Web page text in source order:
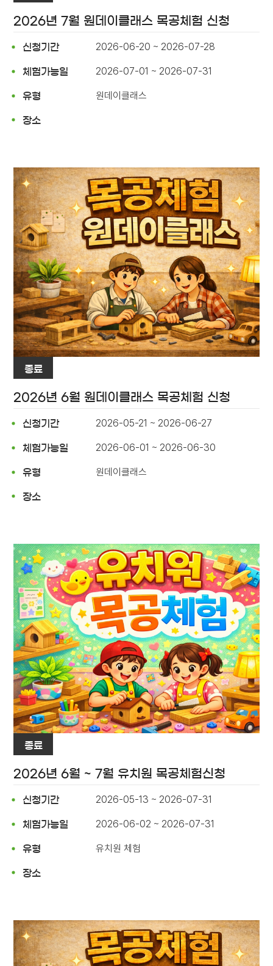
2026년 7월 원데이클래스 목공체험 신청
신청기간 2026-06-20 ~ 2026-07-28
체험가능일 2026-07-01 ~ 2026-07-31
유형 원데이클래스
장소
종료
2026년 6월 원데이클래스 목공체험 신청
신청기간 2026-05-21 ~ 2026-06-27
체험가능일 2026-06-01 ~ 2026-06-30
유형 원데이클래스
장소
종료
2026년 6월 ~ 7월 유치원 목공체험신청
신청기간 2026-05-13 ~ 2026-07-31
체험가능일 2026-06-02 ~ 2026-07-31
유형 유치원 체험
장소